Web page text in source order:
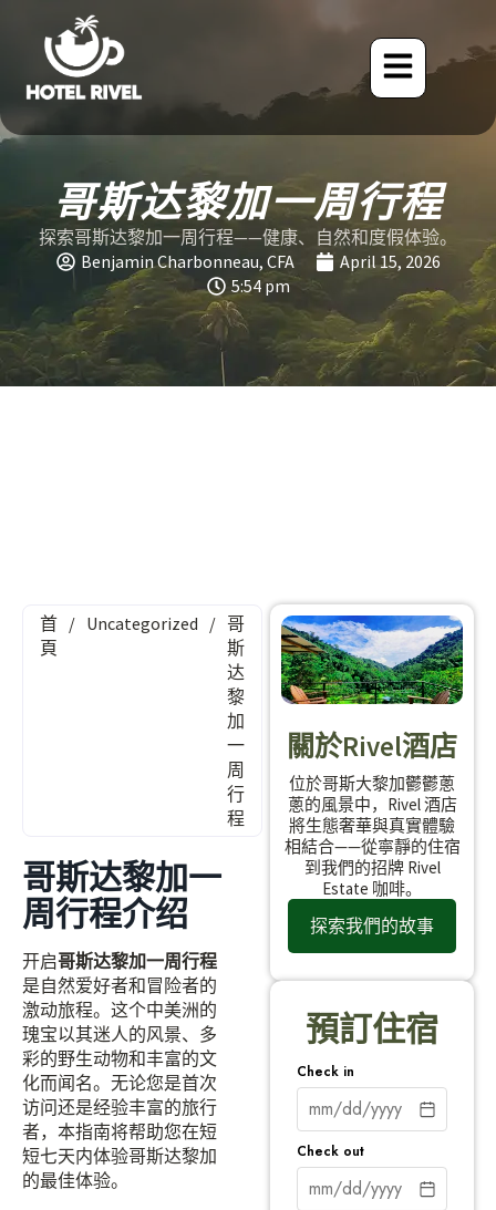
哥斯达黎加一周行程
探索哥斯达黎加一周行程——健康、自然和度假体验。
Benjamin Charbonneau, CFA
April 15, 2026
5:54 pm
首
頁
/ Uncategorized / 哥
斯
达
黎
加
一
周
行
程
哥斯达黎加一
周行程介绍
开启哥斯达黎加一周行程
是自然爱好者和冒险者的
激动旅程。这个中美洲的
瑰宝以其迷人的风景、多
彩的野生动物和丰富的文
化而闻名。无论您是首次
访问还是经验丰富的旅行
者，本指南将帮助您在短
短七天内体验哥斯达黎加
的最佳体验。
關於Rivel酒店
位於哥斯大黎加鬱鬱蔥
蔥的風景中，Rivel 酒店
將生態奢華與真實體驗
相結合——從寧靜的住宿
到我們的招牌 Rivel
Estate 咖啡。
探索我們的故事
預訂住宿
Check in
Check out